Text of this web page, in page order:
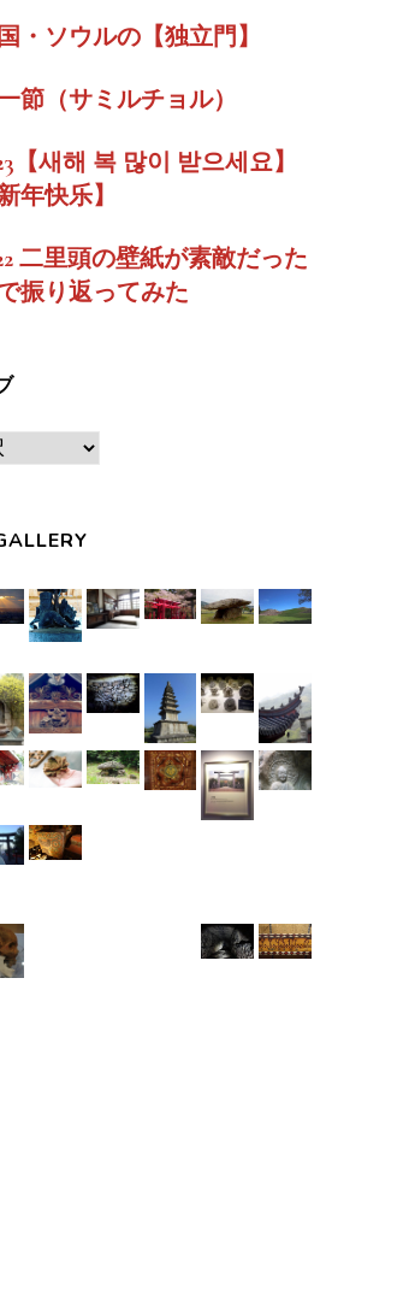
・ソウルの【独立門】
節（サミルチョル）
【새해 복 많이 받으세요】
新年快乐】
二里頭の壁紙が素敵だった
振り返ってみた